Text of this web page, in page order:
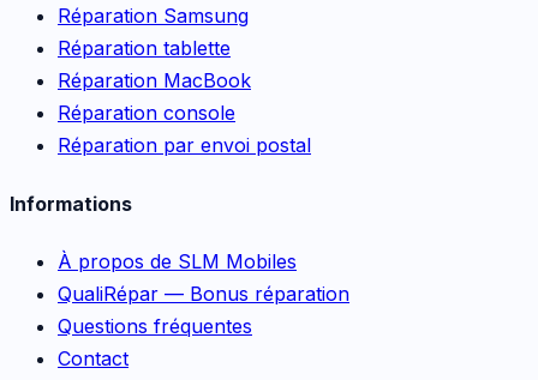
Réparation Samsung
Réparation tablette
Réparation MacBook
Réparation console
Réparation par envoi postal
Informations
À propos de SLM Mobiles
QualiRépar — Bonus réparation
Questions fréquentes
Contact